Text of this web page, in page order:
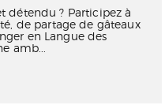
détendu ? Participez à
de partage de gâteaux
en Langue des
amb...